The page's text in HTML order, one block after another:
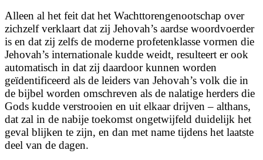
Alleen al het feit dat het Wachttorengenootschap over
zichzelf verklaart dat zij Jehovah’s aardse woordvoerder
is en dat zij zelfs de moderne profetenklasse vormen die
Jehovah’s internationale kudde weidt, resulteert er ook
automatisch in dat zij daardoor kunnen worden
geïdentificeerd als de leiders van Jehovah’s volk die in
de bijbel worden omschreven als de nalatige herders die
Gods kudde verstrooien en uit elkaar drijven – althans,
dat zal in de nabije toekomst ongetwijfeld duidelijk het
geval blijken te zijn, en dan met name tijdens het laatste
deel van de dagen.